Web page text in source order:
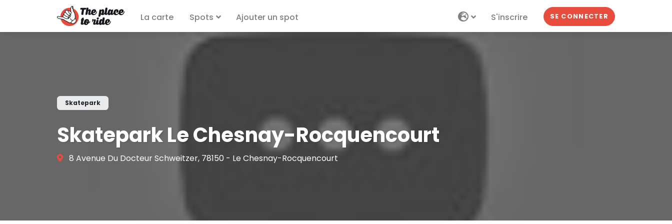
La carte Spots Ajouter un spot S'inscrire SE CONNECTER
Skatepark
Skatepark Le Chesnay-Rocquencourt
8 Avenue Du Docteur Schweitzer, 78150 - Le Chesnay-Rocquencourt